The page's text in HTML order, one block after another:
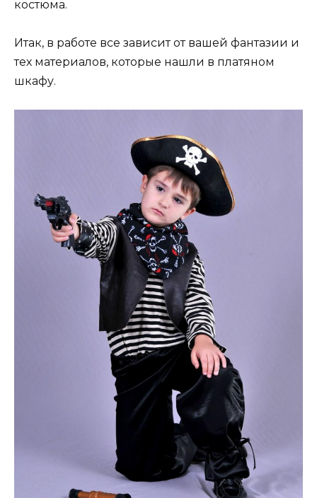
костюма.
Итак, в работе все зависит от вашей фантазии и
тех материалов, которые нашли в платяном
шкафу.